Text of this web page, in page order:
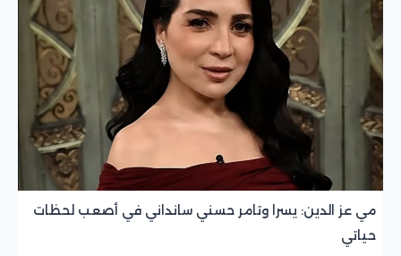
مي عز الدين: يسرا وتامر حسني سانداني في أصعب لحظات
حياتي